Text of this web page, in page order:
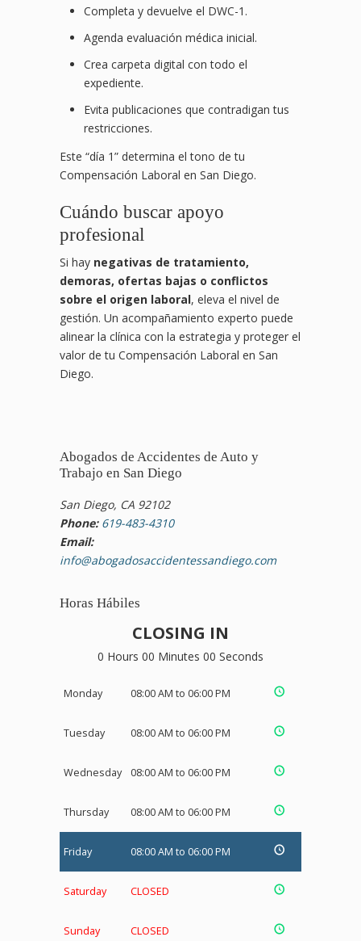
Completa y devuelve el DWC-1.
Agenda evaluación médica inicial.
Crea carpeta digital con todo el
expediente.
Evita publicaciones que contradigan tus
restricciones.
Este “día 1” determina el tono de tu
Compensación Laboral en San Diego.
Cuándo buscar apoyo
profesional
Si hay negativas de tratamiento,
demoras, ofertas bajas o conflictos
sobre el origen laboral, eleva el nivel de
gestión. Un acompañamiento experto puede
alinear la clínica con la estrategia y proteger el
valor de tu Compensación Laboral en San
Diego.
Abogados de Accidentes de Auto y
Trabajo en San Diego
San Diego, CA 92102
Phone: 619-483-4310
Email:
info@abogadosaccidentessandiego.com
Horas Hábiles
CLOSING IN
0 Hours 00 Minutes 00 Seconds
Monday 08:00 AM to 06:00 PM
Tuesday 08:00 AM to 06:00 PM
Wednesday 08:00 AM to 06:00 PM
Thursday 08:00 AM to 06:00 PM
Friday 08:00 AM to 06:00 PM
Saturday CLOSED
Sunday CLOSED